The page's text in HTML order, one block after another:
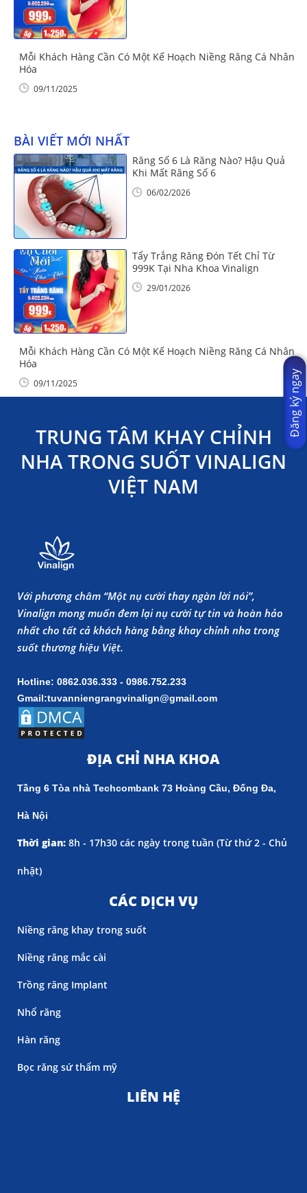
Mỗi Khách Hàng Cần Có Một Kế Hoạch Niềng Răng Cá Nhân
Hóa
09/11/2025
BÀI VIẾT MỚI NHẤT
Răng Số 6 Là Răng Nào? Hậu Quả
Khi Mất Răng Số 6
06/02/2026
Tẩy Trắng Răng Đón Tết Chỉ Từ
999K Tại Nha Khoa Vinalign
29/01/2026
Mỗi Khách Hàng Cần Có Một Kế Hoạch Niềng Răng Cá Nhân
Hóa
09/11/2025
TRUNG TÂM KHAY CHỈNH
NHA TRONG SUỐT VINALIGN
VIỆT NAM
Với phương châm “Một nụ cười thay ngàn lời nói”,
Vinalign mong muốn đem lại nụ cười tự tin và hoàn hảo
nhất cho tất cả khách hàng bằng khay chỉnh nha trong
suốt thương hiệu Việt.
Hotline: 0862.036.333 - 0986.752.233
Gmail:tuvanniengrangvinalign@gmail.com
ĐỊA CHỈ NHA KHOA
Tầng 6 Tòa nhà Techcombank 73 Hoàng Cầu, Đống Đa,
Hà Nội
Thời gian: 8h - 17h30 các ngày trong tuần (Từ thứ 2 - Chủ
nhật)
CÁC DỊCH VỤ
Niềng răng khay trong suốt
Niềng răng mắc cài
Trồng răng Implant
Nhổ răng
Hàn răng
Bọc răng sứ thẩm mỹ
LIÊN HỆ
Đăng ký ngay